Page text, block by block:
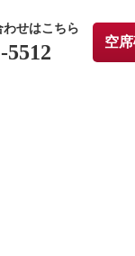
せはこちら
5512 空